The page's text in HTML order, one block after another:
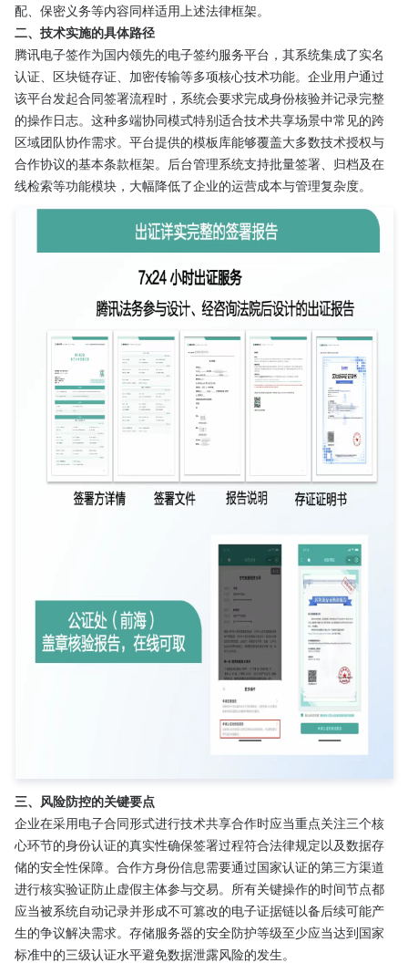
配、保密义务等内容同样适用上述法律框架。
二、技术实施的具体路径
腾讯电子签作为国内领先的电子签约服务平台，其系统集成了实名
认证、区块链存证、加密传输等多项核心技术功能。企业用户通过
该平台发起合同签署流程时，系统会要求完成身份核验并记录完整
的操作日志。这种多端协同模式特别适合技术共享场景中常见的跨
区域团队协作需求。平台提供的模板库能够覆盖大多数技术授权与
合作协议的基本条款框架。后台管理系统支持批量签署、归档及在
线检索等功能模块，大幅降低了企业的运营成本与管理复杂度。
三、风险防控的关键要点
企业在采用电子合同形式进行技术共享合作时应当重点关注三个核
心环节的身份认证的真实性确保签署过程符合法律规定以及数据存
储的安全性保障。合作方身份信息需要通过国家认证的第三方渠道
进行核实验证防止虚假主体参与交易。所有关键操作的时间节点都
应当被系统自动记录并形成不可篡改的电子证据链以备后续可能产
生的争议解决需求。存储服务器的安全防护等级至少应当达到国家
标准中的三级认证水平避免数据泄露风险的发生。